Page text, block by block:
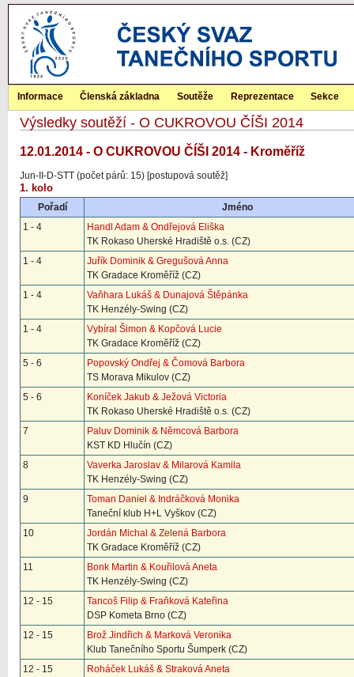
Informace Členská základna Soutěže Reprezentace Sekce
Výsledky soutěží - O CUKROVOU ČÍŠI 2014
12.01.2014 - O CUKROVOU ČÍŠI 2014 - Kroměříž
Jun-II-D-STT (počet párů: 15) [postupová soutěž]
1. kolo
Pořadí
Jméno
1 - 4
Handl Adam & Ondřejová Eliška
TK Rokaso Uherské Hradiště o.s. (CZ)
1 - 4
Juřík Dominik & Gregušová Anna
TK Gradace Kroměříž (CZ)
1 - 4
Vaňhara Lukáš & Dunajová Štěpánka
TK Henzély-Swing (CZ)
1 - 4
Vybíral Šimon & Kopčová Lucie
TK Gradace Kroměříž (CZ)
5 - 6
Popovský Ondřej & Čomová Barbora
TS Morava Mikulov (CZ)
5 - 6
Koníček Jakub & Ježová Victoria
TK Rokaso Uherské Hradiště o.s. (CZ)
7
Paluv Dominik & Němcová Barbora
KST KD Hlučín (CZ)
8
Vaverka Jaroslav & Milarová Kamila
TK Henzély-Swing (CZ)
9
Toman Daniel & Indráčková Monika
Taneční klub H+L Vyškov (CZ)
10
Jordán Michal & Zelená Barbora
TK Gradace Kroměříž (CZ)
11
Bonk Martin & Kouřilová Aneta
TK Henzély-Swing (CZ)
12 - 15
Tancoš Filip & Fraňková Kateřina
DSP Kometa Brno (CZ)
12 - 15
Brož Jindřich & Marková Veronika
Klub Tanečního Sportu Šumperk (CZ)
12 - 15
Roháček Lukáš & Straková Aneta